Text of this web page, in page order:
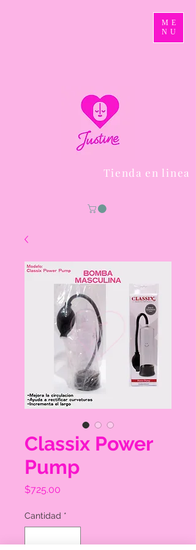
ME
NU
Tienda en linea
Classix Power
Pump
$725.00
Cantidad *